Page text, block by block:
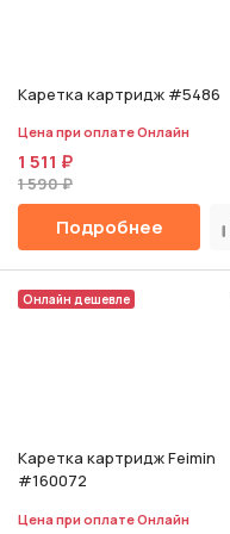
Каретка картридж #5486
Цена при оплате Онлайн
1 511 ₽
1 590 ₽
Подробнее
Онлайн дешевле
Каретка картридж Feimin
#160072
Цена при оплате Онлайн